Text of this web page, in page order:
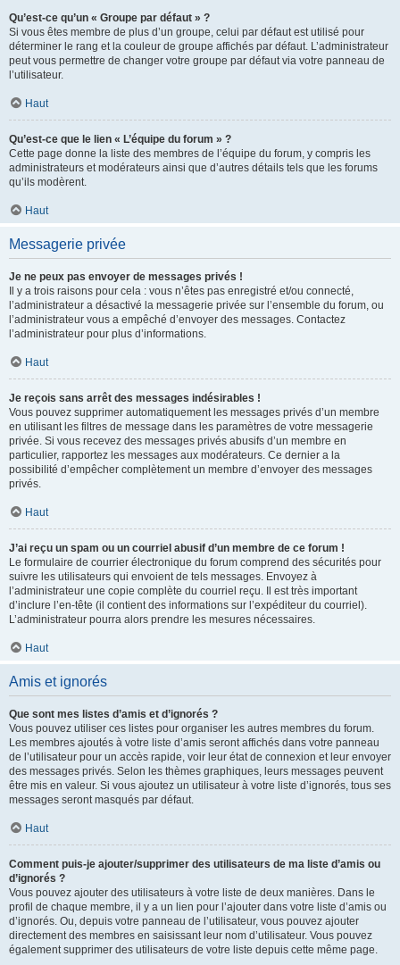
Qu’est-ce qu’un « Groupe par défaut » ?
Si vous êtes membre de plus d’un groupe, celui par défaut est utilisé pour
déterminer le rang et la couleur de groupe affichés par défaut. L’administrateur
peut vous permettre de changer votre groupe par défaut via votre panneau de
l’utilisateur.
Haut
Qu’est-ce que le lien « L’équipe du forum » ?
Cette page donne la liste des membres de l’équipe du forum, y compris les
administrateurs et modérateurs ainsi que d’autres détails tels que les forums
qu’ils modèrent.
Haut
Messagerie privée
Je ne peux pas envoyer de messages privés !
Il y a trois raisons pour cela : vous n’êtes pas enregistré et/ou connecté,
l’administrateur a désactivé la messagerie privée sur l’ensemble du forum, ou
l’administrateur vous a empêché d’envoyer des messages. Contactez
l’administrateur pour plus d’informations.
Haut
Je reçois sans arrêt des messages indésirables !
Vous pouvez supprimer automatiquement les messages privés d’un membre
en utilisant les filtres de message dans les paramètres de votre messagerie
privée. Si vous recevez des messages privés abusifs d’un membre en
particulier, rapportez les messages aux modérateurs. Ce dernier a la
possibilité d’empêcher complètement un membre d’envoyer des messages
privés.
Haut
J’ai reçu un spam ou un courriel abusif d’un membre de ce forum !
Le formulaire de courrier électronique du forum comprend des sécurités pour
suivre les utilisateurs qui envoient de tels messages. Envoyez à
l’administrateur une copie complète du courriel reçu. Il est très important
d’inclure l’en-tête (il contient des informations sur l’expéditeur du courriel).
L’administrateur pourra alors prendre les mesures nécessaires.
Haut
Amis et ignorés
Que sont mes listes d’amis et d’ignorés ?
Vous pouvez utiliser ces listes pour organiser les autres membres du forum.
Les membres ajoutés à votre liste d’amis seront affichés dans votre panneau
de l’utilisateur pour un accès rapide, voir leur état de connexion et leur envoyer
des messages privés. Selon les thèmes graphiques, leurs messages peuvent
être mis en valeur. Si vous ajoutez un utilisateur à votre liste d’ignorés, tous ses
messages seront masqués par défaut.
Haut
Comment puis-je ajouter/supprimer des utilisateurs de ma liste d’amis ou
d’ignorés ?
Vous pouvez ajouter des utilisateurs à votre liste de deux manières. Dans le
profil de chaque membre, il y a un lien pour l’ajouter dans votre liste d’amis ou
d’ignorés. Ou, depuis votre panneau de l’utilisateur, vous pouvez ajouter
directement des membres en saisissant leur nom d’utilisateur. Vous pouvez
également supprimer des utilisateurs de votre liste depuis cette même page.